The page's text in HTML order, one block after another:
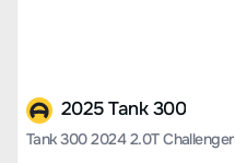
2025 Tank 300
Tank 300 2024 2.0T Challenger